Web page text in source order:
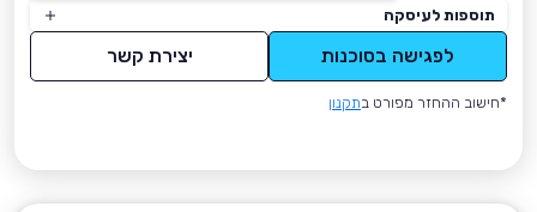
תוספות לעיסקה
לפגישה בסוכנות יצירת קשר
*חישוב ההחזר מפורט בתקנון